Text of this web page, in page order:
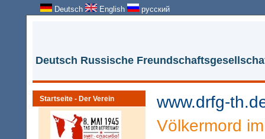
Deutsch English русский
Deutsch Russische
Startseite - Der Verein
www.drfg-
Völkermord